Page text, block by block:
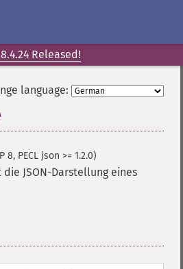
8.4.24 Released!
language:
8, PECL json >= 1.2.0)
die JSON-Darstellung eines